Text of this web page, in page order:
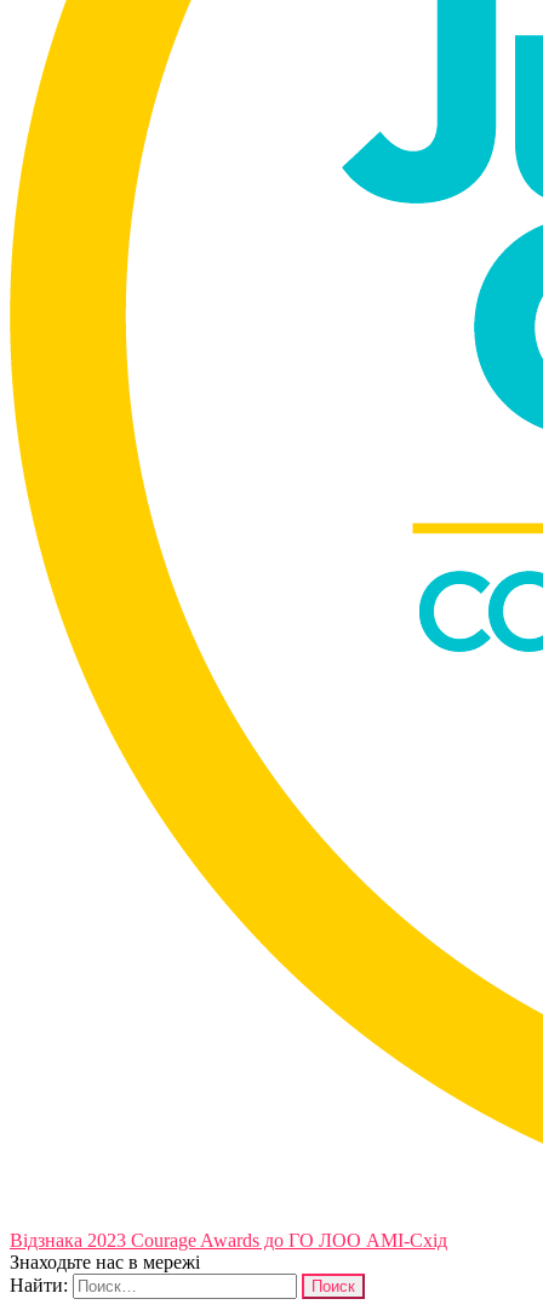
Відзнака 2023 Courage Awards до ГО ЛОО АМІ-Схід
Знаходьте нас в мережі
Найти: